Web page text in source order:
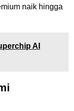
naik hingga
AI